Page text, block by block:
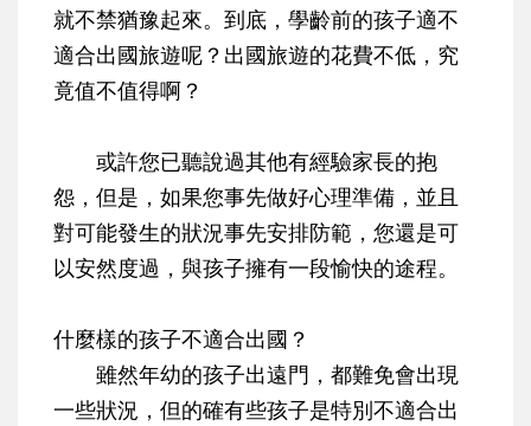
就不禁猶豫起來。到底，學齡前的孩子適不
適合出國旅遊呢？出國旅遊的花費不低，究
竟值不值得啊？
或許您已聽說過其他有經驗家長的抱
怨，但是，如果您事先做好心理準備，並且
對可能發生的狀況事先安排防範，您還是可
以安然度過，與孩子擁有一段愉快的途程。
什麼樣的孩子不適合出國？
雖然年幼的孩子出遠門，都難免會出現
一些狀況，但的確有些孩子是特別不適合出